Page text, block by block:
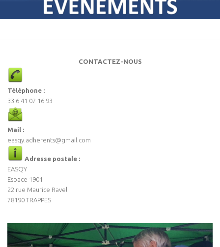
CONTACTEZ-NOUS
Téléphone :
33 6 41 07 16 93
Mail :
easqy.adherents@gmail.com
Adresse postale :
EASQY
Espace 1901
22 rue Maurice Ravel
78190 TRAPPES